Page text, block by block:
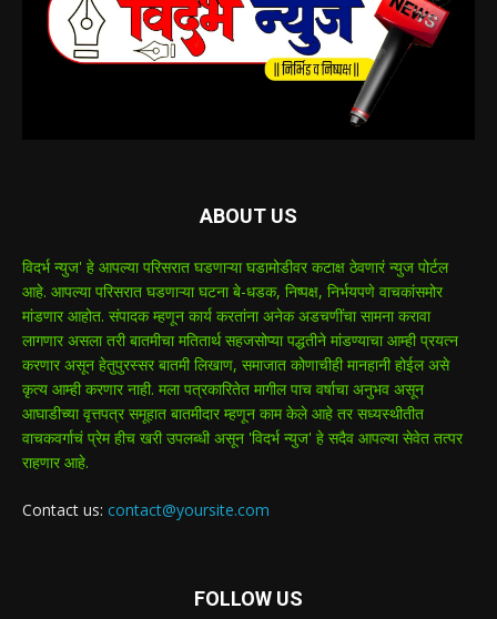
ABOUT US
विदर्भ न्युज' हे आपल्या परिसरात घडणाऱ्या घडामोडीवर कटाक्ष ठेवणारं न्युज पोर्टल
आहे. आपल्या परिसरात घडणाऱ्या घटना बे-धडक, निष्पक्ष, निर्भयपणे वाचकांसमोर
मांडणार आहोत. संपादक म्हणून कार्य करतांना अनेक अडचणींचा सामना करावा
लागणार असला तरी बातमीचा मतितार्थ सहजसोप्या पद्धतीने मांडण्याचा आम्ही प्रयत्न
करणार असून हेतुपुरस्सर बातमी लिखाण, समाजात कोणाचीही मानहानी होईल असे
कृत्य आम्ही करणार नाही. मला पत्रकारितेत मागील पाच वर्षाचा अनुभव असून
आघाडीच्या वृत्तपत्र समूहात बातमीदार म्हणून काम केले आहे तर सध्यस्थीतीत
वाचकवर्गाचं प्रेम हीच खरी उपलब्धी असून 'विदर्भ न्युज' हे सदैव आपल्या सेवेत तत्पर
राहणार आहे.
Contact us: contact@yoursite.com
FOLLOW US